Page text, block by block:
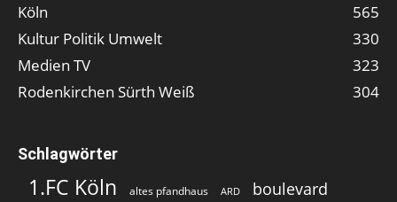
Köln
565
Kultur Politik Umwelt
330
Medien TV
323
Rodenkirchen Sürth Weiß
304
Schlagwörter
1.FC Köln altes pfandhaus ARD boulevard